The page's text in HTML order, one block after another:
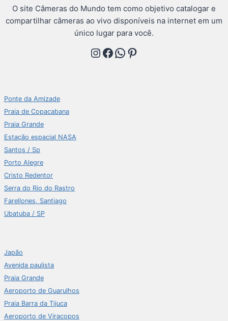
O site Câmeras do Mundo tem como objetivo catalogar e
compartilhar câmeras ao vivo disponíveis na internet em um
único lugar para você.
Instagram
Facebook
WhatsApp
Pinterest
Ponte da Amizade
Praia de Copacabana
Praia Grande
Estação espacial NASA
Santos / Sp
Porto Alegre
Cristo Redentor
Serra do Rio do Rastro
Farellones, Santiago
Ubatuba / SP
Japão
Avenida paulista
Praia Grande
Aeroporto de Guarulhos
Praia Barra da Tijuca
Aeroporto de Viracopos